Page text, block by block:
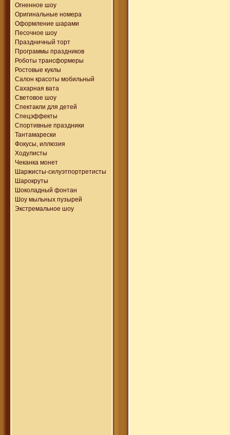
Огненное шоу
Оригинальные номера
Оформление шарами
Песочное шоу
Праздничный торт
Программы праздников
Роботы трансформеры
Ростовые куклы
Салон красоты мобильный
Сахарная вата
Световое шоу
Спектакли для детей
Спецэффекты
Спортивные праздники
Тантамарески
Фокусы, иллюзия
Ходулисты
Чеканка монет
Шаржисты-силуэтпортретисты
Шарокруты
Шоколадный фонтан
Шоу мыльных пузырей
Экстремальное шоу